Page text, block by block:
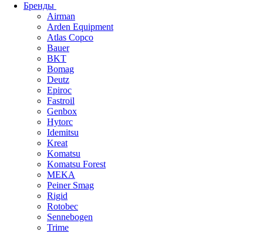
Бренды
Airman
Arden Equipment
Atlas Сopco
Bauer
BKT
Bomag
Deutz
Epiroc
Fastroil
Genbox
Hytorc
Idemitsu
Kreat
Komatsu
Komatsu Forest
MEKA
Peiner Smag
Rigid
Rotobec
Sennebogen
Trime